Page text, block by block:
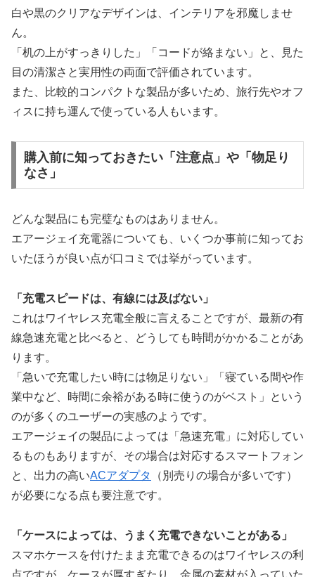
白や黒のクリアなデザインは、インテリアを邪魔しませ
ん。
「机の上がすっきりした」「コードが絡まない」と、見た
目の清潔さと実用性の両面で評価されています。
また、比較的コンパクトな製品が多いため、旅行先やオフ
ィスに持ち運んで使っている人もいます。
購入前に知っておきたい「注意点」や「物足り
なさ」
どんな製品にも完璧なものはありません。
エアージェイ充電器についても、いくつか事前に知ってお
いたほうが良い点が口コミでは挙がっています。
「充電スピードは、有線には及ばない」
これはワイヤレス充電全般に言えることですが、最新の有
線急速充電と比べると、どうしても時間がかかることがあ
ります。
「急いで充電したい時には物足りない」「寝ている間や作
業中など、時間に余裕がある時に使うのがベスト」という
のが多くのユーザーの実感のようです。
エアージェイの製品によっては「急速充電」に対応してい
るものもありますが、その場合は対応するスマートフォン
と、出力の高いACアダプタ
（別売りの場合が多いです）
が必要になる点も要注意です。
「ケースによっては、うまく充電できないことがある」
スマホケースを付けたまま充電できるのはワイヤレスの利
点ですが、ケースが厚すぎたり、金属の素材が入っていた